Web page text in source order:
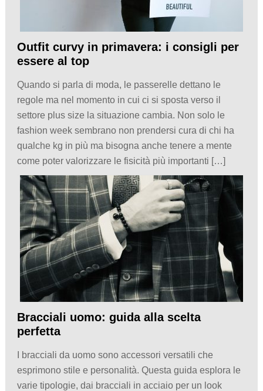
Outfit curvy in primavera: i consigli per
essere al top
Quando si parla di moda, le passerelle dettano le
regole ma nel momento in cui ci si sposta verso il
settore plus size la situazione cambia. Non solo le
fashion week sembrano non prendersi cura di chi ha
qualche kg in più ma bisogna anche tenere a mente
come poter valorizzare le fisicità più importanti […]
Bracciali uomo: guida alla scelta
perfetta
I bracciali da uomo sono accessori versatili che
esprimono stile e personalità. Questa guida esplora le
varie tipologie, dai bracciali in acciaio per un look